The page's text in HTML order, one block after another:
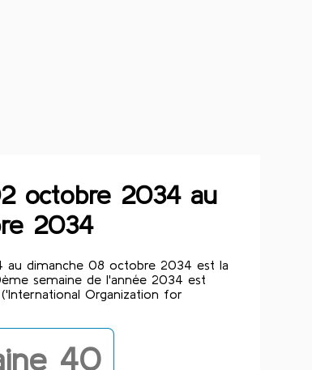
octobre 2034 au
2034
au dimanche 08 octobre 2034 est la
semaine de l'année 2034 est
Organization for
40